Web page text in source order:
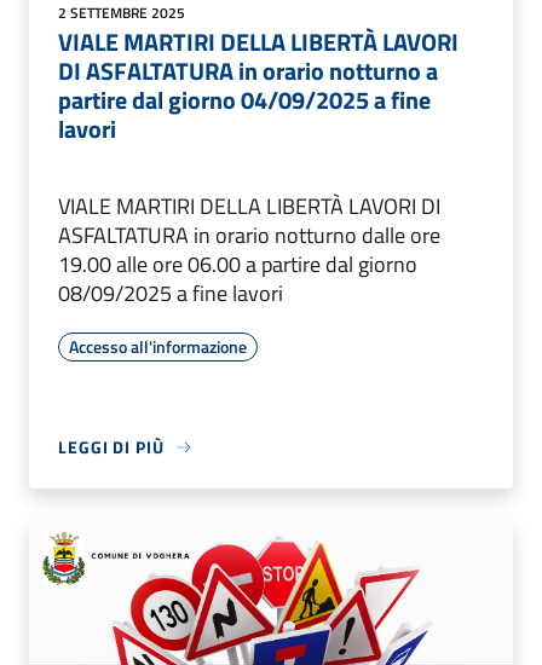
2 SETTEMBRE 2025
VIALE MARTIRI DELLA LIBERTÀ LAVORI
DI ASFALTATURA in orario notturno a
partire dal giorno 04/09/2025 a fine
lavori
VIALE MARTIRI DELLA LIBERTÀ LAVORI DI
ASFALTATURA in orario notturno dalle ore
19.00 alle ore 06.00 a partire dal giorno
08/09/2025 a fine lavori
Accesso all'informazione
LEGGI DI PIÙ